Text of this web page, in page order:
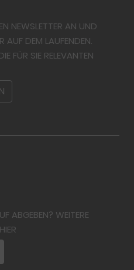
NEWSLETTER AN UND
AUF DEM LAUFENDEN.
FÜR SIE RELEVANTEN
ABGEBEN? WEITERE